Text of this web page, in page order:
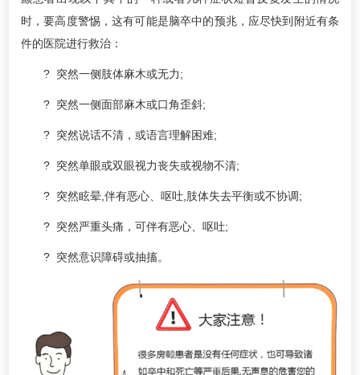
时，要高度警惕，这有可能是脑卒中的预兆，应尽快到附近有条
件的医院进行救治：
? 突然一侧肢体麻木或无力;
? 突然一侧面部麻木或口角歪斜;
? 突然说话不清，或语言理解困难;
? 突然单眼或双眼视力丧失或视物不清;
? 突然眩晕,伴有恶心、呕吐,肢体失去平衡或不协调;
? 突然严重头痛，可伴有恶心、呕吐;
? 突然意识障碍或抽搐。